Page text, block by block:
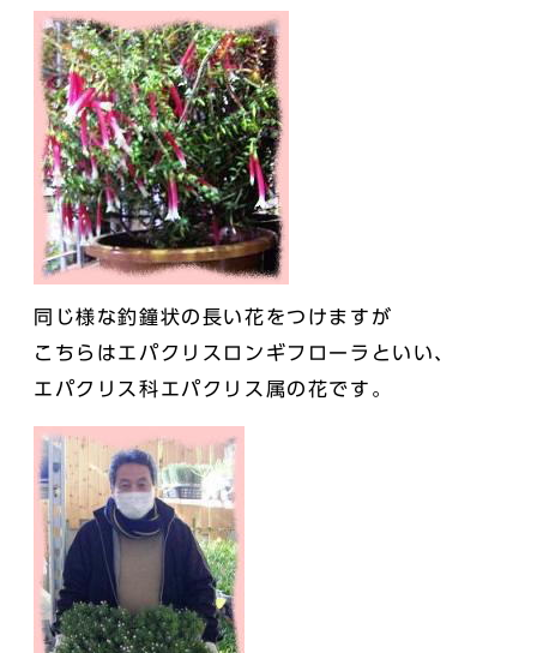
同じ様な釣鐘状の長い花をつけますが
こちらはエパクリスロンギフローラといい、
エパクリス科エパクリス属の花です。